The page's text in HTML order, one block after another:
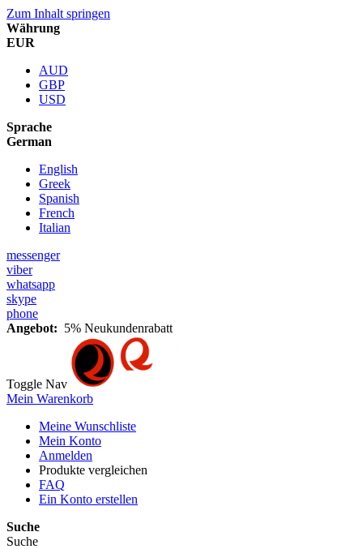
Zum Inhalt springen
Währung
EUR
AUD
GBP
USD
Sprache
German
English
Greek
Spanish
French
Italian
messenger
viber
whatsapp
skype
phone
Angebot: 5% Neukundenrabatt
Toggle Nav
Mein Warenkorb
Meine Wunschliste
Mein Konto
Anmelden
Produkte vergleichen
FAQ
Ein Konto erstellen
Suche
Suche